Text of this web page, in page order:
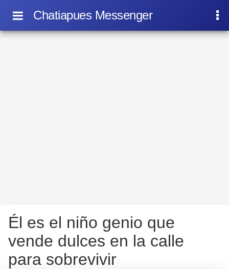
Chatiapues Messenger
Él es el niño genio que
vende dulces en la calle
para sobrevivir